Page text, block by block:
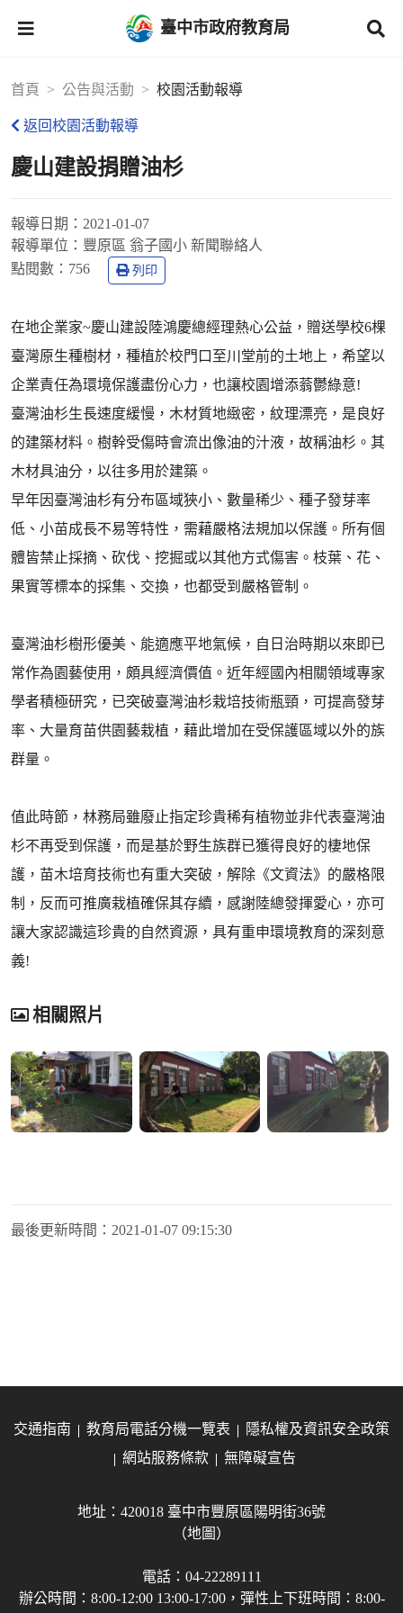
臺中市政府教育局
首頁 公告與活動 校園活動報導
返回校園活動報導
慶山建設捐贈油杉
報導日期： 2021-01-07
報導單位： 豐原區 翁子國小 新聞聯絡人
點閱數： 756 列印
在地企業家~慶山建設陸鴻慶總經理熱心公益，贈送學校6棵
臺灣原生種樹材，種植於校門口至川堂前的土地上，希望以
企業責任為環境保護盡份心力，也讓校園增添蓊鬱綠意!
臺灣油杉生長速度緩慢，木材質地緻密，紋理漂亮，是良好
的建築材料。樹幹受傷時會流出像油的汁液，故稱油杉。其
木材具油分，以往多用於建築。
早年因臺灣油杉有分布區域狹小、數量稀少、種子發芽率
低、小苗成長不易等特性，需藉嚴格法規加以保護。所有個
體皆禁止採摘、砍伐、挖掘或以其他方式傷害。枝葉、花、
果實等標本的採集、交換，也都受到嚴格管制。
臺灣油杉樹形優美、能適應平地氣候，自日治時期以來即已
常作為園藝使用，頗具經濟價值。近年經國內相關領域專家
學者積極研究，已突破臺灣油杉栽培技術瓶頸，可提高發芽
率、大量育苗供園藝栽植，藉此增加在受保護區域以外的族
群量。
值此時節，林務局雖廢止指定珍貴稀有植物並非代表臺灣油
杉不再受到保護，而是基於野生族群已獲得良好的棲地保
護，苗木培育技術也有重大突破，解除《文資法》的嚴格限
制，反而可推廣栽植確保其存續，感謝陸總發揮愛心，亦可
讓大家認識這珍貴的自然資源，具有重申環境教育的深刻意
義!
相關照片
最後更新時間： 2021-01-07 09:15:30
交通指南 教育局電話分機一覽表
隱私權及資訊安全政策
網站服務條款
無障礙宣告
地址：420018 臺中市豐原區陽明街36號
（地圖）
電話：04-22289111
辦公時間：8:00-12:00 13:00-17:00，彈性上下班時間：8:00-